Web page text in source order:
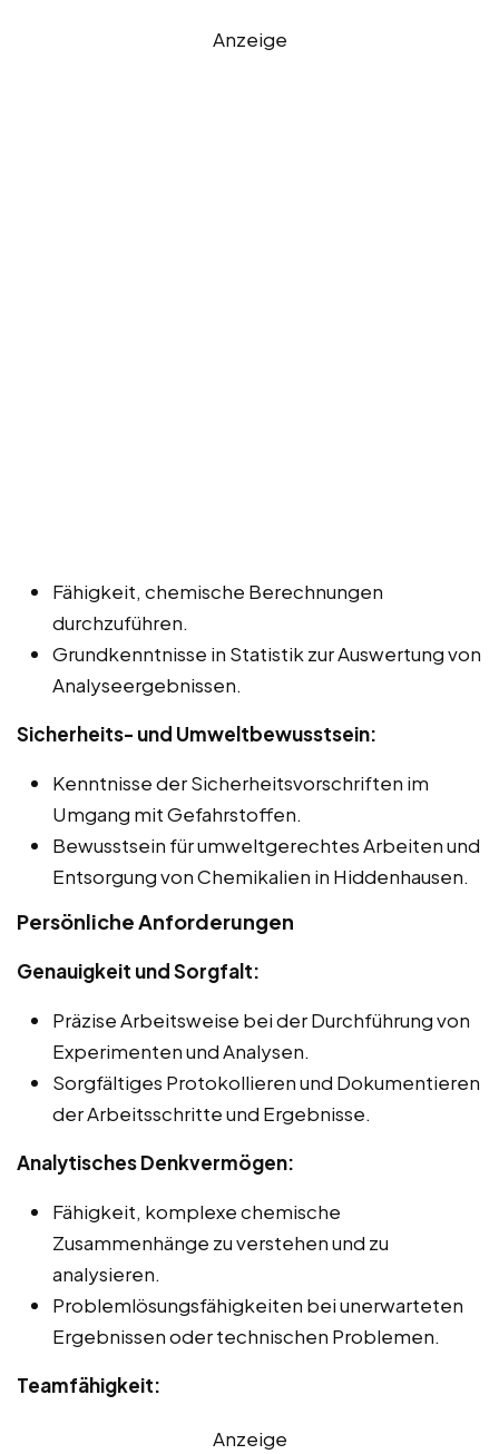
Anzeige
Fähigkeit, chemische Berechnungen
durchzuführen.
Grundkenntnisse in Statistik zur Auswertung von
Analyseergebnissen.
Sicherheits- und Umweltbewusstsein:
Kenntnisse der Sicherheitsvorschriften im
Umgang mit Gefahrstoffen.
Bewusstsein für umweltgerechtes Arbeiten und
Entsorgung von Chemikalien in Hiddenhausen.
Persönliche Anforderungen
Genauigkeit und Sorgfalt:
Präzise Arbeitsweise bei der Durchführung von
Experimenten und Analysen.
Sorgfältiges Protokollieren und Dokumentieren
der Arbeitsschritte und Ergebnisse.
Analytisches Denkvermögen:
Fähigkeit, komplexe chemische
Zusammenhänge zu verstehen und zu
analysieren.
Problemlösungsfähigkeiten bei unerwarteten
Ergebnissen oder technischen Problemen.
Teamfähigkeit:
Anzeige